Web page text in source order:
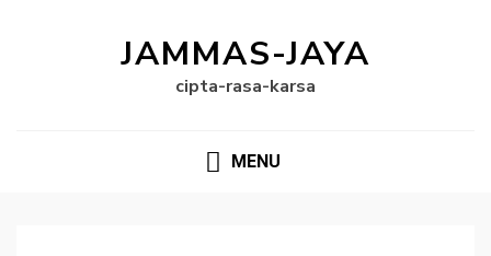
JAMMAS-JAYA
cipta-rasa-karsa
MENU